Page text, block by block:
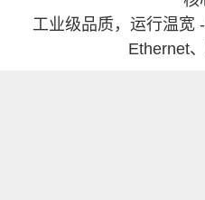
工业级品质，运行温宽
Ethernet